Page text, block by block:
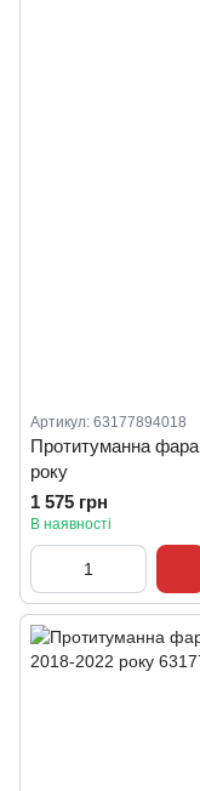
Артикул: 63177894018
Протитуманна
року
1 575 грн
В наявності